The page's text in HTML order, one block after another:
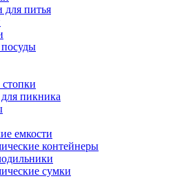
для питья
пикника
емкости
контейнеры
сумки